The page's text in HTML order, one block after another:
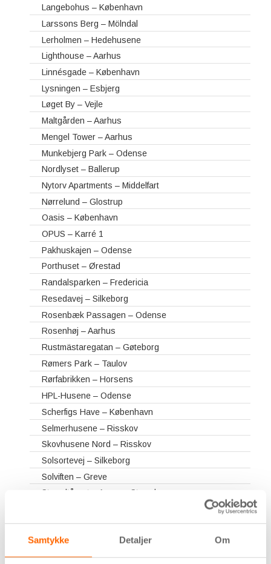
Samtykke Detaljer Om
Langebohus – København
Larssons Berg – Mölndal
Lerholmen – Hedehusene
Lighthouse – Aarhus
Linnésgade – København
Lysningen – Esbjerg
Løget By – Vejle
Maltgården – Aarhus
Mengel Tower – Aarhus
Munkebjerg Park – Odense
Nordlyset – Ballerup
Nytorv Apartments – Middelfart
Nørrelund – Glostrup
Oasis – København
OPUS – Karré 1
Pakhuskajen – Odense
Porthuset – Ørestad
Randalsparken – Fredericia
Resedavej – Silkeborg
Rosenbæk Passagen – Odense
Rosenhøj – Aarhus
Rustmästaregatan – Gøteborg
Rømers Park – Taulov
Rørfabrikken – Horsens
HPL-Husene – Odense
Scherfigs Have – København
Selmerhusene – Risskov
Skovhusene Nord – Risskov
Solsortevej – Silkeborg
Solviften – Greve
Strandtårnet – Amager Strand
Sønderparken – Fredericia
Søndervangen – Aarhus
Terrassehusene – Aarhus